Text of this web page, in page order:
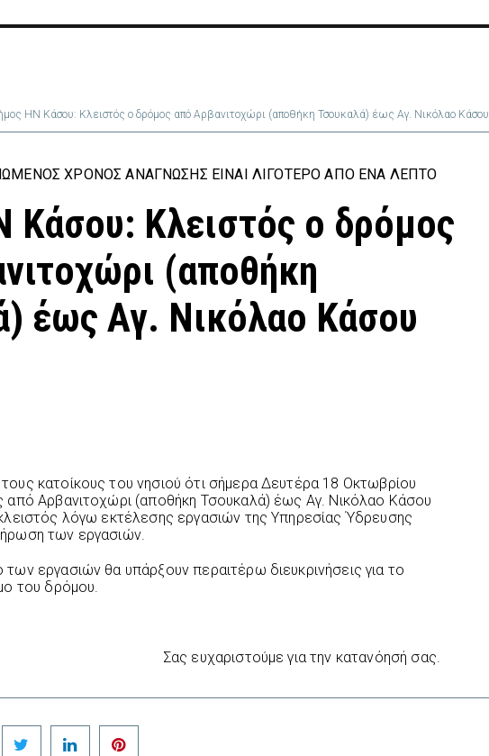
ΗΝ Κάσου: Κλειστός ο δρόμος από Αρβανιτοχώρι (αποθήκη Τσουκαλά) έως Αγ. Νικόλαο Κάσου
ΧΡΌΝΟΣ ΑΝΆΓΝΩΣΗΣ ΕΊΝΑΙ ΛΙΓΌΤΕΡΟ ΑΠΌ ΈΝΑ ΛΕΠΤΌ
Κλειστός ο δρόμος
(αποθήκη
έως Αγ. Νικόλαο Κάσου
κατοίκους του νησιού ότι σήμερα Δευτέρα 18 Οκτωβρίου
από Αρβανιτοχώρι (αποθήκη Τσουκαλά) έως Αγ. Νικόλαο Κάσου
λόγω εκτέλεσης εργασιών της Υπηρεσίας Ύδρευσης
των εργασιών.
εργασιών θα υπάρξουν περαιτέρω διευκρινήσεις για το
του δρόμου.
Σας ευχαριστούμε για την κατανόησή σας.
Facebook Twitter LinkedIn